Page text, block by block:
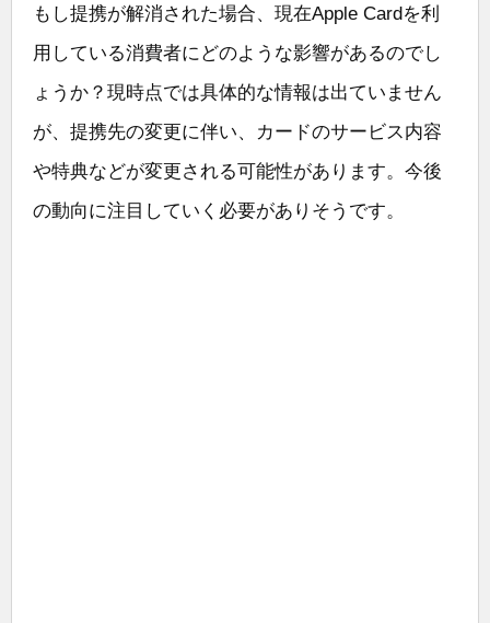
もし提携が解消された場合、現在Apple Cardを利
用している消費者にどのような影響があるのでし
ょうか？現時点では具体的な情報は出ていません
が、提携先の変更に伴い、カードのサービス内容
や特典などが変更される可能性があります。今後
の動向に注目していく必要がありそうです。